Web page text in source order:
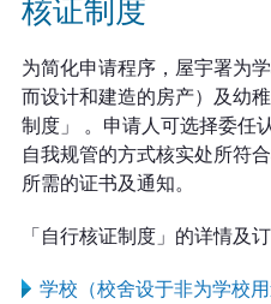
核证制度
为简化申请程序，屋宇署为
而设计和建造的房产）及幼
制度」 。申请人可选择委任
自我规管的方式核实处所符
所需的证书及通知。
「自行核证制度」的详情及
学校（校舍设于非为学校